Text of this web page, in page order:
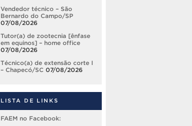
Vendedor técnico – São
Bernardo do Campo/SP
07/08/2026
Tutor(a) de zootecnia [ênfase
em equinos] – home office
07/08/2026
Técnico(a) de extensão corte I
– Chapecó/SC 07/08/2026
LISTA DE LINKS
FAEM no Facebook: